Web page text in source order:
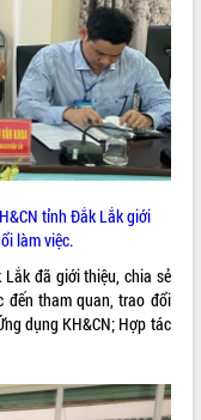
tỉnh Đắk Lắk giới
làm việc.
đã giới thiệu, chia sẻ
đến tham quan, trao đổi
dụng KH&CN; Hợp tác